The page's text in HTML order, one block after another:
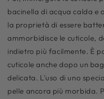
bacinella di acqua calda e
la proprietà di essere
ammorbidisce le cuticole,
indietro più facilmente. È
cuticole anche dopo un
delicata. L'uso di uno
pelle ancora più morbida.